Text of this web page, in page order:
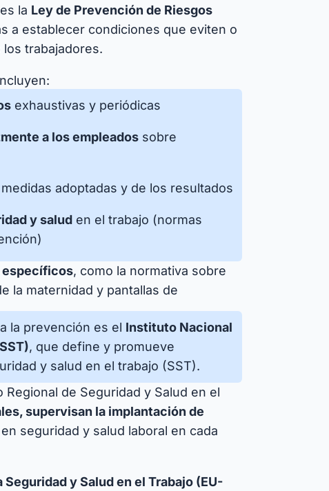
la Ley de Prevención de Riesgos
a establecer condiciones que eviten o
los trabajadores.
exhaustivas y periódicas
a los empleados sobre
adoptadas y de los resultados
y salud en el trabajo (normas
específicos, como la normativa sobre
la maternidad y pantallas de
la prevención es el Instituto Nacional
, que define y promueve
y salud en el trabajo (SST).
Regional de Seguridad y Salud en el
supervisan la implantación de
en seguridad y salud laboral en cada
Seguridad y Salud en el Trabajo (EU-